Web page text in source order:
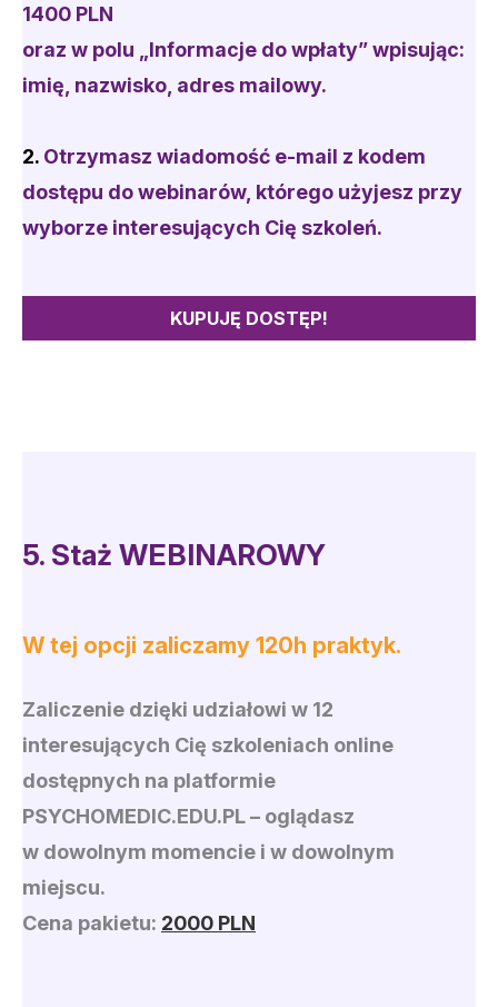
1400 PLN
oraz w polu „Informacje do wpłaty” wpisując:
imię, nazwisko, adres mailowy.
2. Otrzymasz wiadomość e-mail z kodem
dostępu do webinarów, którego użyjesz przy
wyborze interesujących Cię szkoleń.
KUPUJĘ DOSTĘP!
5. Staż WEBINAROWY
W tej opcji zaliczamy 120h praktyk.
Zaliczenie dzięki udziałowi w 12
interesujących Cię szkoleniach online
dostępnych na platformie
PSYCHOMEDIC.EDU.PL– oglądasz
w dowolnym momencie i w dowolnym
miejscu.
Cena pakietu: 2000 PLN